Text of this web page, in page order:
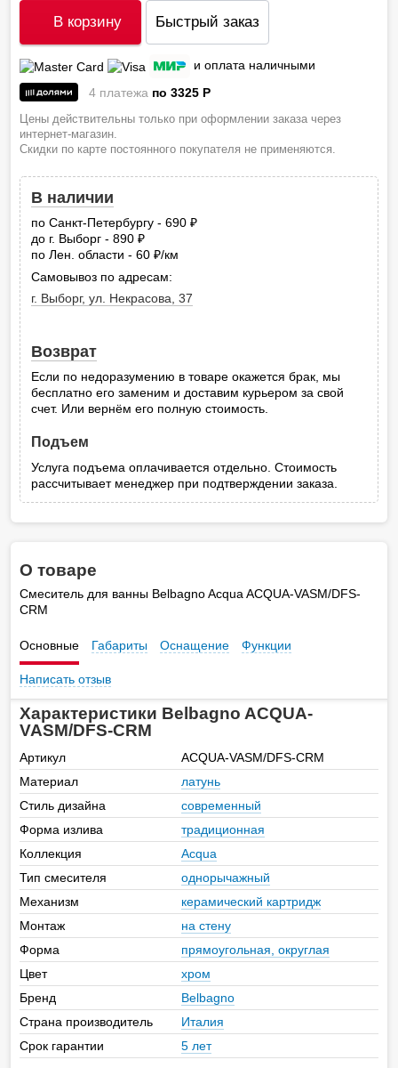
В корзину Быстрый заказ
и оплата наличными
4 платежа по 3325 P
Цены действительны только при оформлении заказа через
интернет-магазин.
Скидки по карте постоянного покупателя не применяются.
В наличии
по Санкт-Петербургу - 690
до г. Выборг - 890
по Лен. области - 60
руб.
/км
Самовывоз по адресам:
г. Выборг, ул. Некрасова, 37
Возврат
Если по недоразумению в товаре окажется брак, мы
бесплатно его заменим и доставим курьером за свой
счет. Или вернём его полную стоимость.
Подъем
Услуга подъема оплачивается отдельно. Стоимость
рассчитывает менеджер при подтверждении заказа.
О товаре
Смеситель для ванны Belbagno Acqua ACQUA-VASM/DFS-
CRM
Основные Габариты Оснащение Функции
Написать отзыв
Характеристики Belbagno ACQUA-
VASM/DFS-CRM
Артикул
ACQUA-VASM/DFS-CRM
Материал
латунь
Стиль дизайна
современный
Форма излива
традиционная
Коллекция
Acqua
Тип смесителя
однорычажный
Механизм
керамический картридж
Монтаж
на стену
Форма
прямоугольная, округлая
Цвет
хром
Бренд
Belbagno
Страна производитель
Италия
Срок гарантии
5 лет